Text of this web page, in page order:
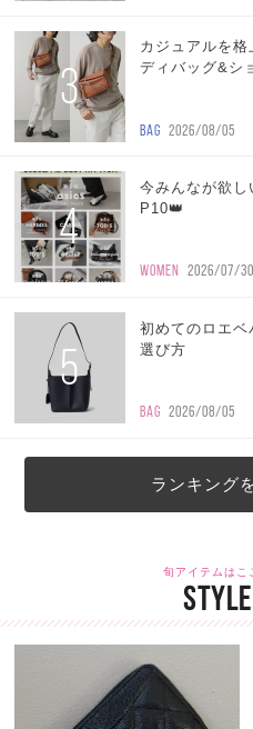
3
カジュアルを
ディバッグ&シ
BAG 2026/08/05
4
今みんなが欲
P10👑
WOMEN 2026/07/30
5
初めてのロエ
選び方
BAG 2026/08/05
ランキング
旬アイテムはこ